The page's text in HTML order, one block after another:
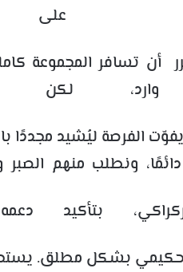
أن تسافر المجموعة
وارد، لكن
الفرصة ليُشيد مجددًا
ونطلب منهم الصبر
بتأكيد
بشكل مطلق. يستحق